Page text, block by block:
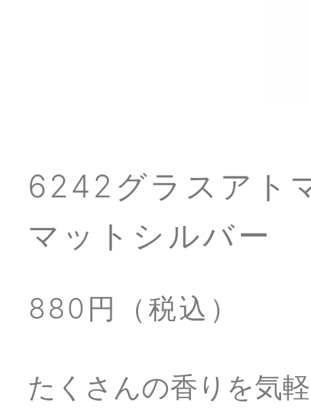
6242グラスアト
マットシルバー
880円（税込）
たくさんの香りを気